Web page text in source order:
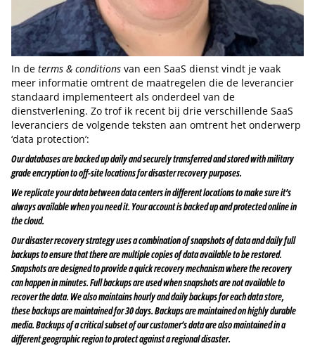
In de terms & conditions van een SaaS dienst vindt je vaak
meer informatie omtrent de maatregelen die de leverancier
standaard implementeert als onderdeel van de
dienstverlening. Zo trof ik recent bij drie verschillende SaaS
leveranciers de volgende teksten aan omtrent het onderwerp
‘data protection’:
Our databases are backed up daily and securely transferred and stored with military
grade encryption to off-site locations for disaster recovery purposes.
We replicate your data between data centers in different locations to make sure it’s
always available when you need it. Your account is backed up and protected online in
the cloud.
Our disaster recovery strategy uses a combination of snapshots of data and daily full
backups to ensure that there are multiple copies of data available to be restored.
Snapshots are designed to provide a quick recovery mechanism where the recovery
can happen in minutes. Full backups are used when snapshots are not available to
recover the data. We also maintains hourly and daily backups for each data store,
these backups are maintained for 30 days. Backups are maintained on highly durable
media. Backups of a critical subset of our customer’s data are also maintained in a
different geographic region to protect against a regional disaster.